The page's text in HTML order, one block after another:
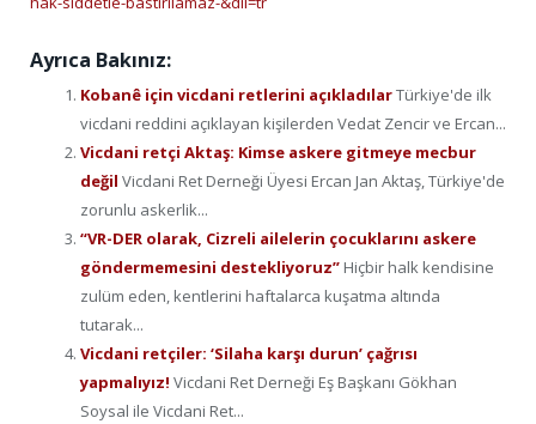
Ayrıca Bakınız:
Kobanê için vicdani retlerini açıkladılarTürkiye'de ilk
vicdani reddini açıklayan kişilerden Vedat Zencir ve Ercan...
Vicdani retçi Aktaş: Kimse askere gitmeye mecbur
değil Vicdani Ret Derneği Üyesi Ercan Jan Aktaş, Türkiye'de
zorunlu askerlik...
“VR-DER olarak, Cizreli ailelerin çocuklarını askere
göndermemesini destekliyoruz” Hiçbir halk kendisine
zulüm eden, kentlerini haftalarca kuşatma altında
tutarak...
Vicdani retçiler: ‘Silaha karşı durun’ çağrısı
yapmalıyız! Vicdani Ret Derneği Eş Başkanı Gökhan
Soysal ile Vicdani Ret...